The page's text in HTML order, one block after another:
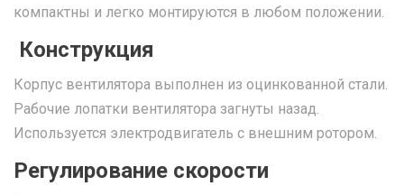
компактны и легко монтируются в любом положении.
Конструкция
Корпус вентилятора выполнен из оцинкованной стали.
Рабочие лопатки вентилятора загнуты назад.
Используется электродвигатель с внешним ротором.
Регулирование скорости